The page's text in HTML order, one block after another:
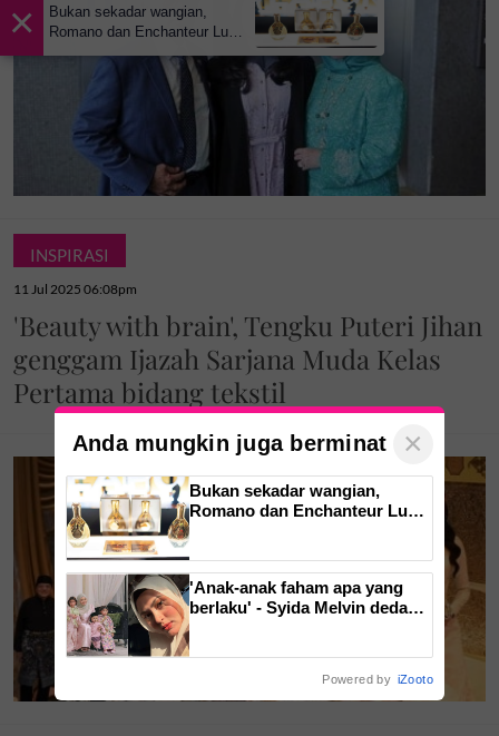
INSPIRASI
11 Jul 2025 06:08pm
'Beauty with brain', Tengku Puteri Jihan
genggam Ijazah Sarjana Muda Kelas
Pertama bidang tekstil
×
Bukan sekadar wangian,
Romano dan Enchanteur Luxe
perkenal Elixir de Parfum
untuk serlahkan keyakinan diri
Anda mungkin juga berminat ×
Bukan sekadar wangian,
Romano dan Enchanteur Luxe
'Anak-anak faham apa yang
berlaku' - Syida Melvin dedah
Powered by iZooto